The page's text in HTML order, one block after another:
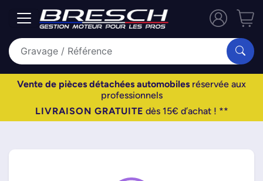
Vente de pièces détachées automobiles réservée aux
professionnels
LIVRAISON GRATUITE dès 15€ d’achat ! **